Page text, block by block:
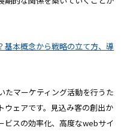
基本概念から戦略の立て方、導
マーケティング活動を行うた
ウェアです。見込み客の創出か
ビスの効率化、高度なwebサイ